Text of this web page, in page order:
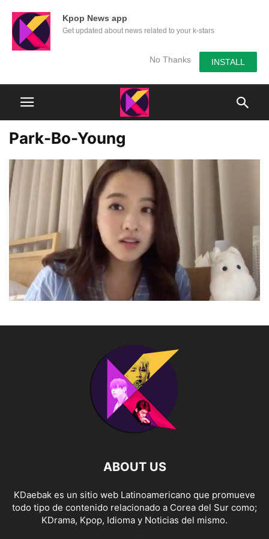
Kpop News app
Get updated about news related to your k-stars
No Thanks INSTALL
Park-Bo-Young
ABOUT US
KDaebak es un sitio web Latinoamericano que promueve
todo tipo de contenido relacionado a Corea del Sur como;
KDrama, Kpop, Idioma y Noticias del mismo.